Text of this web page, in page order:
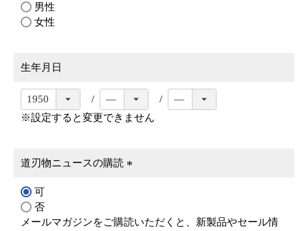
男性
女性
生年月日
※設定すると変更できません
道刃物ニュースの購読
)
可
否
メールマガジンをご購読いただくと、新製品やセール情